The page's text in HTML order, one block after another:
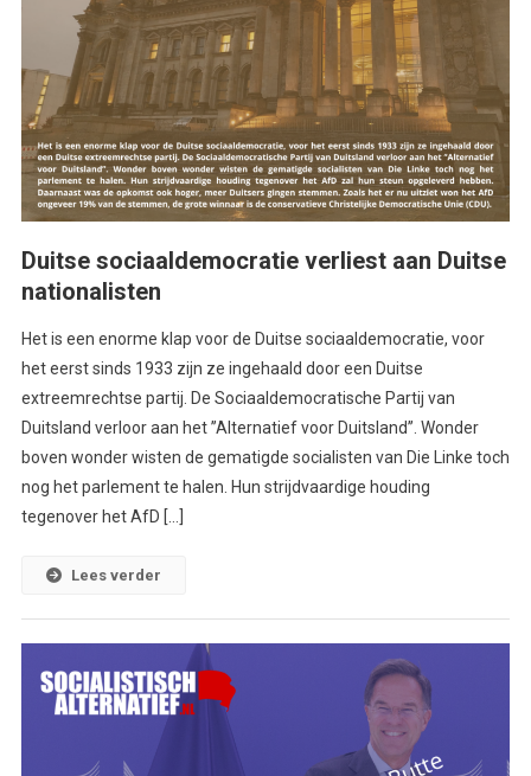
Duitse sociaaldemocratie verliest aan Duitse
nationalisten
Het is een enorme klap voor de Duitse sociaaldemocratie, voor
het eerst sinds 1933 zijn ze ingehaald door een Duitse
extreemrechtse partij. De Sociaaldemocratische Partij van
Duitsland verloor aan het ’’Alternatief voor Duitsland’’. Wonder
boven wonder wisten de gematigde socialisten van Die Linke toch
nog het parlement te halen. Hun strijdvaardige houding
tegenover het AfD […]
Lees verder